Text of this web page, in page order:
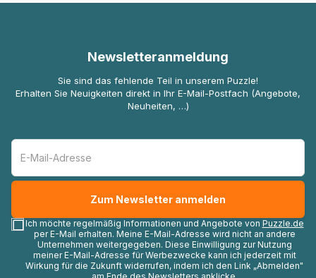
Newsletteranmeldung
Sie sind das fehlende Teil in unserem Puzzle!
Erhalten Sie Neuigkeiten direkt in Ihr E-Mail-Postfach (Angebote,
Neuheiten, …)
Ich möchte regelmäßig Informationen und Angebote von Puzzle.de
per E-Mail erhalten. Meine E-Mail-Adresse wird nicht an andere
Unternehmen weitergegeben. Diese Einwilligung zur Nutzung
meiner E-Mail-Adresse für Werbezwecke kann ich jederzeit mit
Wirkung für die Zukunft widerrufen, indem ich den Link „Abmelden"